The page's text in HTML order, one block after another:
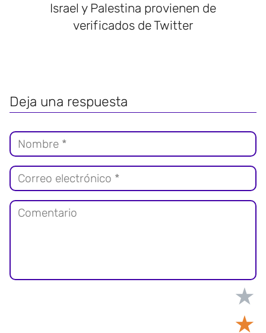
Israel y Palestina provienen de
verificados de Twitter
Deja una respuesta
★
★